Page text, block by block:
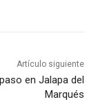
Artículo siguiente
en Jalapa del
Marqués